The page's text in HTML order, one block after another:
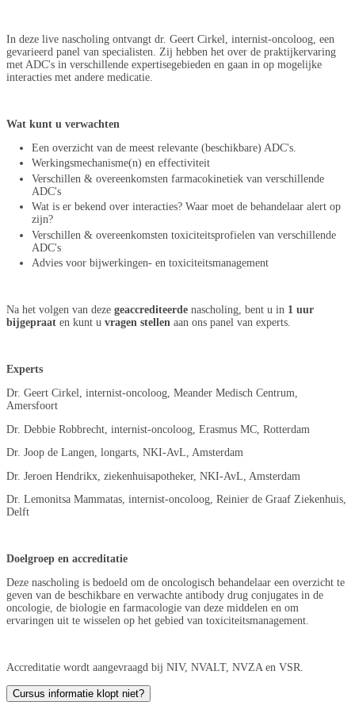
In deze live nascholing ontvangt dr. Geert Cirkel, internist-oncoloog, een
gevarieerd panel van specialisten. Zij hebben het over de praktijkervaring
met ADC's in verschillende expertisegebieden en gaan in op mogelijke
interacties met andere medicatie.
Wat kunt u verwachten
Een overzicht van de meest relevante (beschikbare) ADC's.
Werkingsmechanisme(n) en effectiviteit
Verschillen & overeenkomsten farmacokinetiek van verschillende
ADC's
Wat is er bekend over interacties? Waar moet de behandelaar alert op
zijn?
Verschillen & overeenkomsten toxiciteitsprofielen van verschillende
ADC's
Advies voor bijwerkingen- en toxiciteitsmanagement
Na het volgen van deze geaccrediteerde nascholing, bent u in 1 uur
bijgepraat en kunt u vragen stellen aan ons panel van experts.
Experts
Dr. Geert Cirkel, internist-oncoloog, Meander Medisch Centrum,
Amersfoort
Dr. Debbie Robbrecht, internist-oncoloog, Erasmus MC, Rotterdam
Dr. Joop de Langen, longarts, NKI-AvL, Amsterdam
Dr. Jeroen Hendrikx, ziekenhuisapotheker, NKI-AvL, Amsterdam
Dr. Lemonitsa Mammatas, internist-oncoloog, Reinier de Graaf Ziekenhuis,
Delft
Doelgroep en accreditatie
Deze nascholing is bedoeld om de oncologisch behandelaar een overzicht te
geven van de beschikbare en verwachte antibody drug conjugates in de
oncologie, de biologie en farmacologie van deze middelen en om
ervaringen uit te wisselen op het gebied van toxiciteitsmanagement.
Accreditatie wordt aangevraagd bij NIV, NVALT, NVZA en VSR.
Cursus informatie klopt niet?